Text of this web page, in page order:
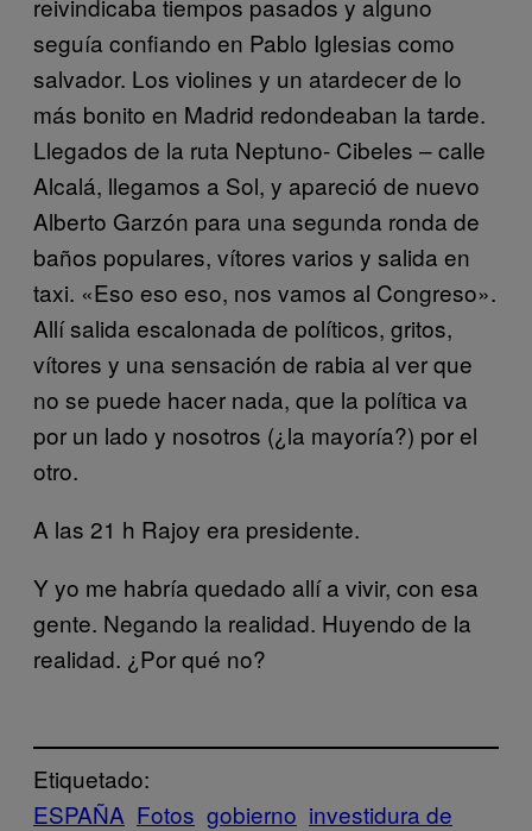
reivindicaba tiempos pasados y alguno
seguía confiando en Pablo Iglesias como
salvador. Los violines y un atardecer de lo
más bonito en Madrid redondeaban la tarde.
Llegados de la ruta Neptuno- Cibeles – calle
Alcalá, llegamos a Sol, y apareció de nuevo
Alberto Garzón para una segunda ronda de
baños populares, vítores varios y salida en
taxi. «Eso eso eso, nos vamos al Congreso».
Allí salida escalonada de políticos, gritos,
vítores y una sensación de rabia al ver que
no se puede hacer nada, que la política va
por un lado y nosotros (¿la mayoría?) por el
otro.
A las 21 h Rajoy era presidente.
Y yo me habría quedado allí a vivir, con esa
gente. Negando la realidad. Huyendo de la
realidad. ¿Por qué no?
Etiquetado:
ESPAÑA Fotos gobierno investidura de